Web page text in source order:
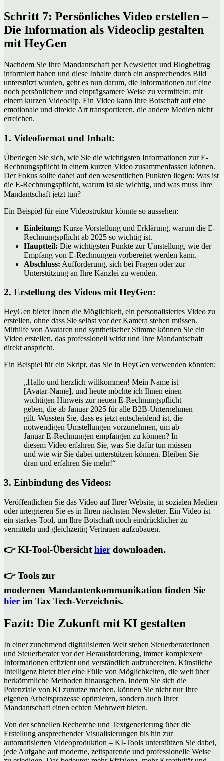
Schritt 7: Persönliches Video erstellen –
Die Information als Videoclip gestalten
mit HeyGen
Nachdem Sie Ihre Mandantschaft per Newsletter und Blogbeitrag
informiert haben und diese Inhalte durch ein ansprechendes Bild
unterstützt wurden, geht es nun darum, die Informationen auf eine
noch persönlichere und einprägsamere Weise zu vermitteln: mit
einem kurzen Videoclip. Ein Video kann Ihre Botschaft auf eine
emotionale und direkte Art transportieren, die andere Medien nicht
erreichen.
1. Videoformat und Inhalt:
Überlegen Sie sich, wie Sie die wichtigsten Informationen zur E-
Rechnungspflicht in einem kurzen Video zusammenfassen können.
Der Fokus sollte dabei auf den wesentlichen Punkten liegen: Was ist
die E-Rechnungspflicht, warum ist sie wichtig, und was muss Ihre
Mandantschaft jetzt tun?
Ein Beispiel für eine Videostruktur könnte so aussehen:
Einleitung: Kurze Vorstellung und Erklärung, warum die E-
Rechnungspflicht ab 2025 so wichtig ist.
Hauptteil: Die wichtigsten Punkte zur Umstellung, wie der
Empfang von E-Rechnungen vorbereitet werden kann.
Abschluss: Aufforderung, sich bei Fragen oder zur
Unterstützung an Ihre Kanzlei zu wenden.
2. Erstellung des Videos mit HeyGen:
HeyGen bietet Ihnen die Möglichkeit, ein personalisiertes Video zu
erstellen, ohne dass Sie selbst vor der Kamera stehen müssen.
Mithilfe von Avataren und synthetischer Stimme können Sie ein
Video erstellen, das professionell wirkt und Ihre Mandantschaft
direkt anspricht.
Ein Beispiel für ein Skript, das Sie in HeyGen verwenden könnten:
„Hallo und herzlich willkommen! Mein Name ist
[Avatar-Name], und heute möchte ich Ihnen einen
wichtigen Hinweis zur neuen E-Rechnungspflicht
geben, die ab Januar 2025 für alle B2B-Unternehmen
gilt. Wussten Sie, dass es jetzt entscheidend ist, die
notwendigen Umstellungen vorzunehmen, um ab
Januar E-Rechnungen empfangen zu können? In
diesem Video erfahren Sie, was Sie dafür tun müssen
und wie wir Sie dabei unterstützen können. Bleiben Sie
dran und erfahren Sie mehr!“
3. Einbindung des Videos:
Veröffentlichen Sie das Video auf Ihrer Website, in sozialen Medien
oder integrieren Sie es in Ihren nächsten Newsletter. Ein Video ist
ein starkes Tool, um Ihre Botschaft noch eindrücklicher zu
vermitteln und gleichzeitig Vertrauen aufzubauen.
👉 KI-Tool-Übersichthier downloaden.
👉 Tools zur
modernen Mandantenkommunikation finden Sie
hier im Tax Tech-Verzeichnis.
Fazit: Die Zukunft mit KI gestalten
In einer zunehmend digitalisierten Welt stehen Steuerberaterinnen
und Steuerberater vor der Herausforderung, immer komplexere
Informationen effizient und verständlich aufzubereiten. Künstliche
Intelligenz bietet hier eine Fülle von Möglichkeiten, die weit über
herkömmliche Methoden hinausgehen. Indem Sie sich die
Potenziale von KI zunutze machen, können Sie nicht nur Ihre
eigenen Arbeitsprozesse optimieren, sondern auch Ihrer
Mandantschaft einen echten Mehrwert bieten.
Von der schnellen Recherche und Textgenerierung über die
Erstellung ansprechender Visualisierungen bis hin zur
automatisierten Videoproduktion – KI-Tools unterstützen Sie dabei,
jede Aufgabe auf moderne, zeitsparende und professionelle Weise